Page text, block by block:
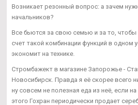
Возникает резонный вопрос: а зачем
начальников?
Все бьются за свою семью и за то, чтобы
счет такой комбинации функций в одном
экономит на технике.
Стромбажект в магазине Запорожье -
Новосибирск. Правда я её скорее всего
ну совсем не полезная еда из неё, если
этого Гохран периодически продает